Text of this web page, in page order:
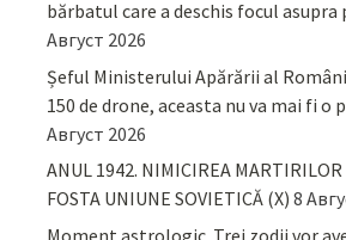
bărbatul care a deschis focul
Август 2026
Șeful Ministerului Apărării al
150 de drone, aceasta nu va mai fi o
Август 2026
ANUL 1942. NIMICIREA
FOSTA UNIUNE SOVIETICĂ (X) 8
Moment astrologic. Trei zodii vor